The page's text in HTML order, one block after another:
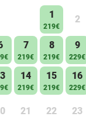
1
219€
2
7
219€
8
219€
9
229€
14
219€
15
219€
16
229€
21 22 23